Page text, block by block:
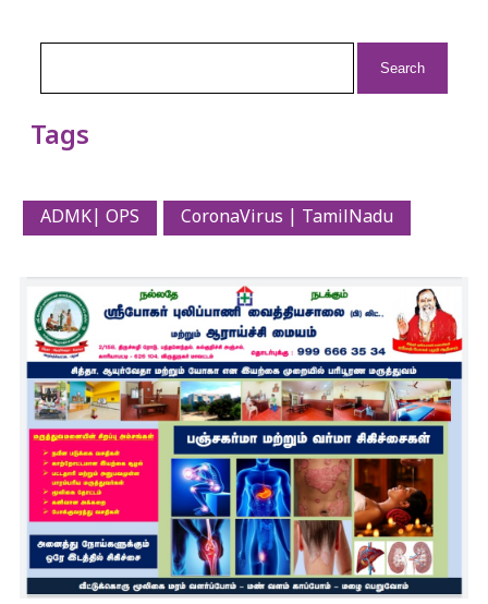
Tags
ADMK| OPS CoronaVirus | TamilNadu